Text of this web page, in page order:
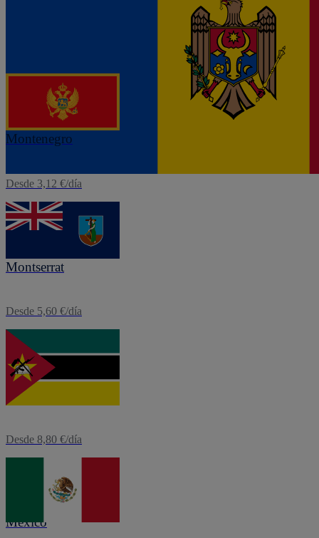
Montenegro
Desde 3,12 €/día
Montserrat
Desde 5,60 €/día
eSIM
Mozambique
Desde 8,80 €/día
México